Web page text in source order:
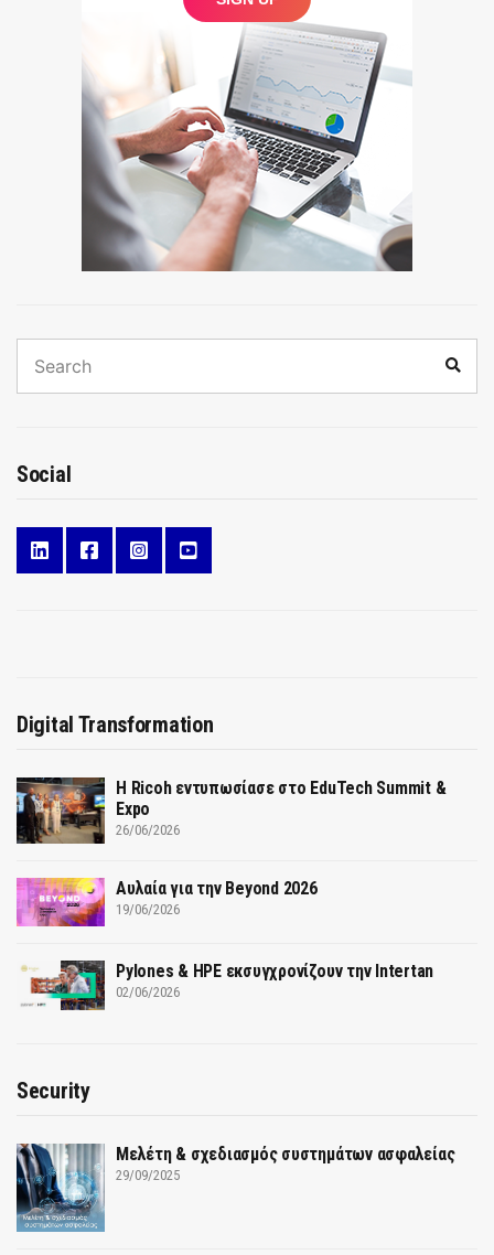
for:
Social
Digital Transformation
Η Ricoh εντυπωσίασε στο EduTech Summit &
Expo
26/06/2026
Αυλαία για την Beyond 2026
19/06/2026
Pylones & HPE εκσυγχρονίζουν την Intertan
02/06/2026
Security
Μελέτη & σχεδιασμός συστημάτων ασφαλείας
29/09/2025